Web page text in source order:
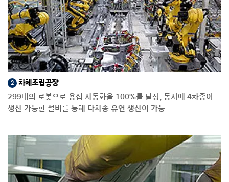
2
차체조립공장
299대의 로봇으로 용접 자동화율 100%를 달성, 동시에 4차종이
생산 가능한 설비를 통해 다차종 유연 생산이 가능